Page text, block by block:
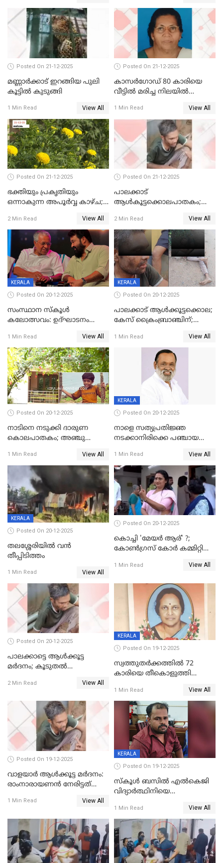
ജനറൽ
ആശുപത്രിയിലെത്തിച്ചു
Posted On 21-12-2025
മണ്ണാർക്കാട് ഇറങ്ങിയ പുലി
കൂട്ടിൽ കുടുങ്ങി
1 Min Read View All
Posted On 21-12-2025
കാസർഗോഡ് 80 കാരിയെ
വീട്ടിൽ മരിച്ച നിലയിൽ
1 Min Read View All
Posted On 21-12-2025
ഭക്തിയും പ്രകൃതിയും
ഒന്നാകുന്ന അപൂര്‍വ്വ കാഴ്ച;
കാഴ്ചാനുഭവമൊരുക്കി
ശബരീ നന്ദനം
2 Min Read View All
Posted On 21-12-2025
പാലക്കാട്‌
ആൾകൂട്ടക്കൊലപാതകം;
ഊർജ്ജിതമാക്കിമാക്കി
ക്രൈംബ്രാഞ്ച്
2 Min Read View All
KERALA
Posted On 20-12-2025
സംസ്ഥാന സ്കൂൾ
കലോത്സവം: ഉദ്ഘാടനം
മുഖ്യാതിഥിയായി
മോഹൻലാൽ
1 Min Read View All
KERALA
Posted On 20-12-2025
പാലക്കാട് ആൾക്കൂട്ടക്കൊല;
കേസ് ക്രൈംബ്രാഞ്ചിന്;
അന്വേഷിക്കും
1 Min Read View All
Posted On 20-12-2025
നാടിനെ നടുക്കി ദാരുണ
കൊലപാതകം; അഞ്ചു
കഴുത്തുഞെരിച്ച് കൊന്നു
1 Min Read View All
KERALA
Posted On 20-12-2025
നാളെ സത്യപ്രതിജ്ഞ
നടക്കാനിരിക്കെ പഞ്ചായത്ത്
1 Min Read View All
KERALA
Posted On 20-12-2025
തലശ്ശേരിയിൽ വൻ
തീപ്പിടിത്തം
1 Min Read View All
Posted On 20-12-2025
കൊച്ചി 'മേയർ ആര്' ?;
കോണ്‍ഗ്രസ് കോര്‍ കമ്മിറ്റി
1 Min Read View All
Posted On 20-12-2025
പാലക്കാട്ടെ ആള്‍ക്കൂട്ട
മര്‍ദനം; കൂടുതല്‍
അംഗ സംഘമെന്ന് വിവരം
2 Min Read View All
KERALA
Posted On 19-12-2025
സ്വത്തുതര്‍ക്കത്തില്‍ 72
കാരിയെ തീകൊളുത്തി
ക്രൂരകൊലപാതകത്തില്‍
സഹോദരിപുത്രന് ജീവപര്യന്തം
1 Min Read View All
Posted On 19-12-2025
വാളയാർ ആൾക്കൂട്ട മർദനം:
രാംനാരായണൻ നേരിട്ടത്
നാൽപ്പതിലേറെ
റിപ്പോർട്ട്
1 Min Read View All
KERALA
Posted On 19-12-2025
സ്കൂൾ ബസിൽ എൽകെജി
വിദ്യാര്‍ത്ഥിനിയെ
ക്ലീനര്‍ പിടിയിൽ
1 Min Read View All